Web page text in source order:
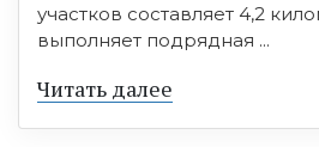
участков составляет 4,2
выполняет подрядная ...
Читать далее